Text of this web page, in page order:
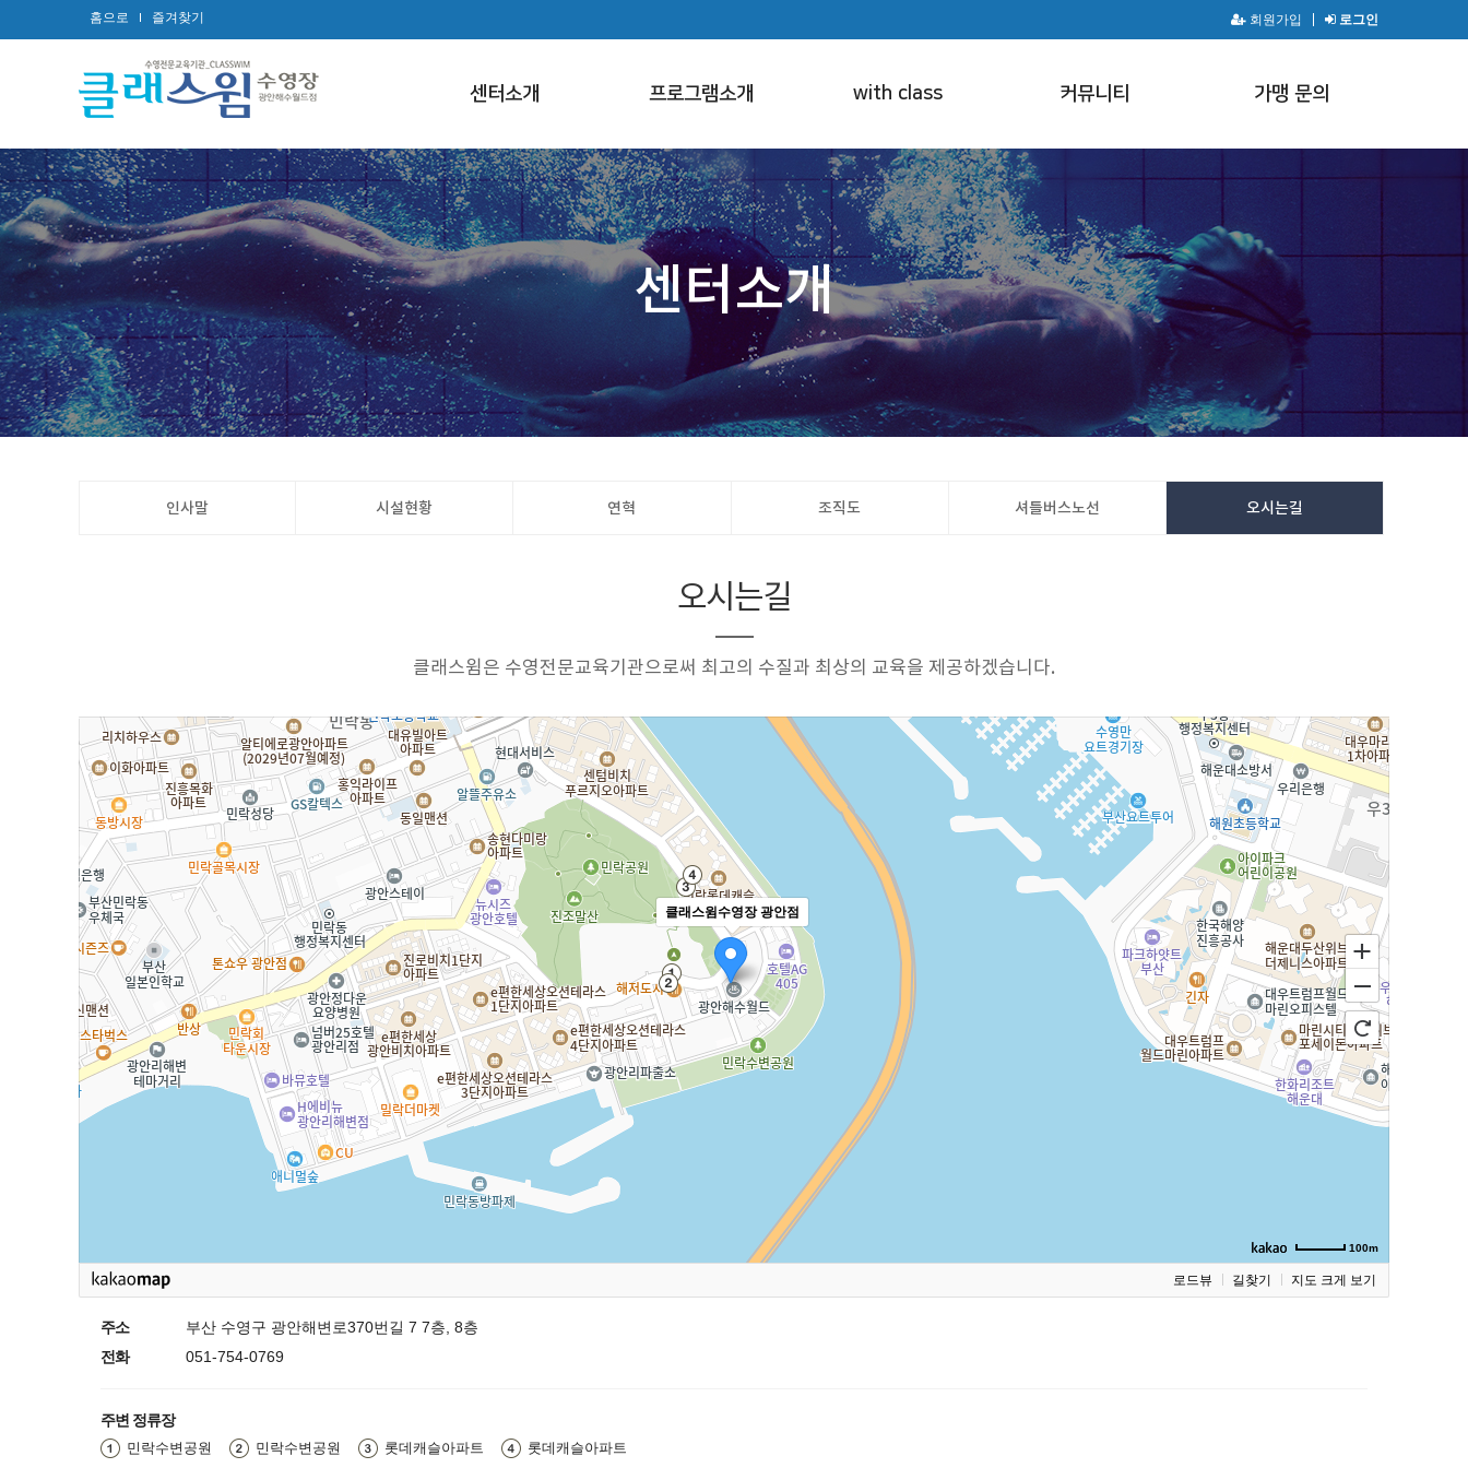
홈으로 즐겨찾기 회원가입 로그인
센터소개 프로그램소개 with class 커뮤니티 가맹 문의
센터소개
인사말 시설현황 연혁 조직도 셔틀버스노선 오시는길
오시는길
클래스윔은 수영전문교육기관으로써 최고의 수질과 최상의 교육을 제공하겠습니다.
클래스윔수영장 광안점
100m
로드뷰 길찾기 지도 크게 보기
주소
부산 수영구 광안해변로370번길 7 7층, 8층
전화
051-754-0769
주변 정류장
민락수변공원 민락수변공원 롯데캐슬아파트 롯데캐슬아파트